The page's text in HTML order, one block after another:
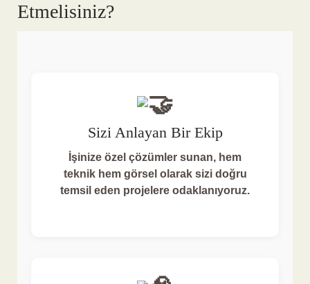
Etmelisiniz?
Sizi Anlayan Bir Ekip
İşinize özel çözümler sunan, hem
teknik hem görsel olarak sizi doğru
temsil eden projelere odaklanıyoruz.